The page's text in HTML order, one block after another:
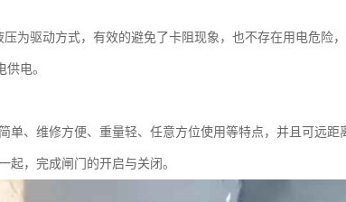
为驱动方式，有效的避免了卡阻现象，也不存在用电危险
电。
单、维修方便、重量轻、任意方位使用等特点，并且可远距
起，完成闸门的开启与关闭。